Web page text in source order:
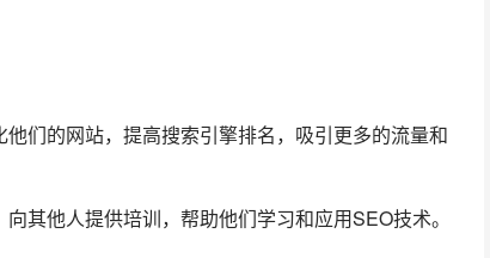
们的网站，提高搜索引擎排名，吸引更多的流量和
其他人提供培训，帮助他们学习和应用SEO技术。